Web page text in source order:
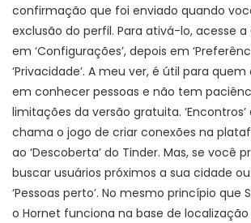
confirmação que foi enviado quando
exclusão do perfil. Para ativá-lo, acesse a
em ‘Configurações’, depois em
‘Privacidade’. A meu ver, é útil para
em conhecer pessoas e não tem
limitações da versão gratuita.
chama o jogo de criar conexões na
ao ‘Descoberta’ do Tinder. Mas, se você
buscar usuários próximos a sua cidade
‘Pessoas perto’. No mesmo princípio que
o Hornet funciona na base de